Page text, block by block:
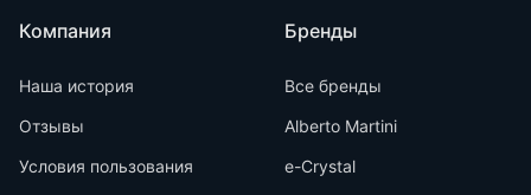
Компания
Наша история
Отзывы
Условия пользования
Бренды
Все бренды
Alberto Martini
e-Crystal